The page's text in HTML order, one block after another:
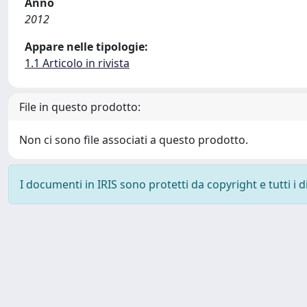
2012
Appare nelle tipologie:
1.1 Articolo in rivista
File in questo prodotto:
Non ci sono file associati a questo prodotto.
I documenti in IRIS sono protetti da copyright e tutti i